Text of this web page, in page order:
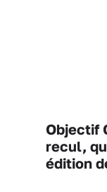
Objectif
recul,
édition